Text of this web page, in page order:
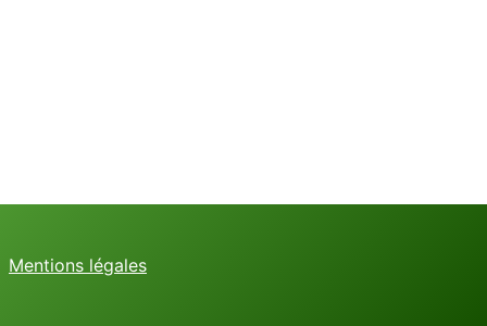
Mentions légales